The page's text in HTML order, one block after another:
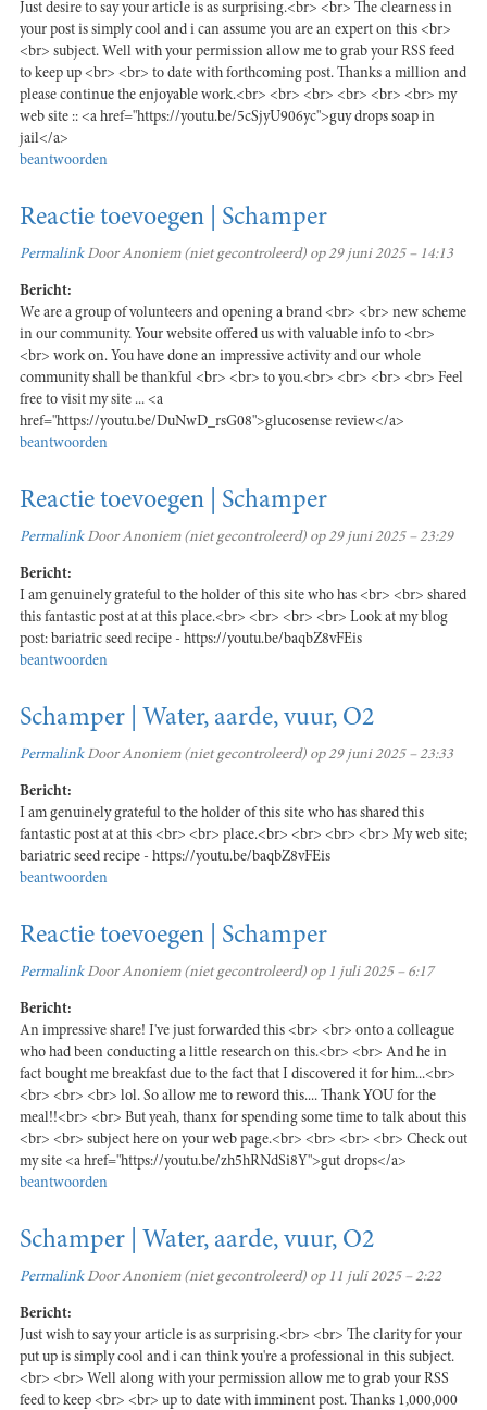
Just desire to say your article is as surprising.<br> <br> The clearness in
your post is simply cool and i can assume you are an expert on this <br>
<br> subject. Well with your permission allow me to grab your RSS feed
to keep up <br> <br> to date with forthcoming post. Thanks a million and
please continue the enjoyable work.<br> <br> <br> <br> <br> <br> my
web site :: <a href="https://youtu.be/5cSjyU906yc">guy drops soap in
jail</a>
beantwoorden
Reactie toevoegen | Schamper
PermalinkDoorAnoniem (niet gecontroleerd) op 29 juni 2025 – 14:13
Bericht:
We are a group of volunteers and opening a brand <br> <br> new scheme
in our community. Your website offered us with valuable info to <br>
<br> work on. You have done an impressive activity and our whole
community shall be thankful <br> <br> to you.<br> <br> <br> <br> Feel
free to visit my site ... <a
href="https://youtu.be/DuNwD_rsG08">glucosense review</a>
beantwoorden
Reactie toevoegen | Schamper
PermalinkDoorAnoniem (niet gecontroleerd) op 29 juni 2025 – 23:29
Bericht:
I am genuinely grateful to the holder of this site who has <br> <br> shared
this fantastic post at at this place.<br> <br> <br> <br> Look at my blog
post: bariatric seed recipe - https://youtu.be/baqbZ8vFEis
beantwoorden
Schamper | Water, aarde, vuur, O2
PermalinkDoorAnoniem (niet gecontroleerd) op 29 juni 2025 – 23:33
Bericht:
I am genuinely grateful to the holder of this site who has shared this
fantastic post at at this <br> <br> place.<br> <br> <br> <br> My web site;
bariatric seed recipe - https://youtu.be/baqbZ8vFEis
beantwoorden
Reactie toevoegen | Schamper
PermalinkDoorAnoniem (niet gecontroleerd) op 1 juli 2025 – 6:17
Bericht:
An impressive share! I've just forwarded this <br> <br> onto a colleague
who had been conducting a little research on this.<br> <br> And he in
fact bought me breakfast due to the fact that I discovered it for him...<br>
<br> <br> <br> lol. So allow me to reword this.... Thank YOU for the
meal!!<br> <br> But yeah, thanx for spending some time to talk about this
<br> <br> subject here on your web page.<br> <br> <br> <br> Check out
my site <a href="https://youtu.be/zh5hRNdSi8Y">gut drops</a>
beantwoorden
Schamper | Water, aarde, vuur, O2
PermalinkDoorAnoniem (niet gecontroleerd) op 11 juli 2025 – 2:22
Bericht:
Just wish to say your article is as surprising.<br> <br> The clarity for your
put up is simply cool and i can think you're a professional in this subject.
<br> <br> Well along with your permission allow me to grab your RSS
feed to keep <br> <br> up to date with imminent post. Thanks 1,000,000